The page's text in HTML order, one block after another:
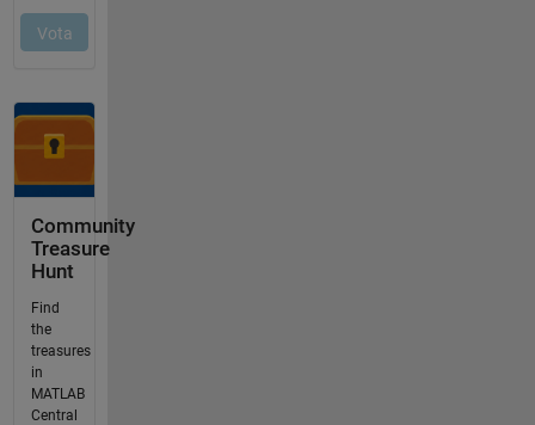
Community
Treasure
Hunt
Find
the
treasures
in
MATLAB
Central